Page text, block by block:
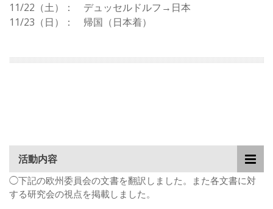
11/22（土）： デュッセルドルフ→日本
11/23（日）： 帰国（日本着）
活動内容
◯下記の欧州委員会の文書を翻訳しました。また各文書に対
する研究会の視点を掲載しました。